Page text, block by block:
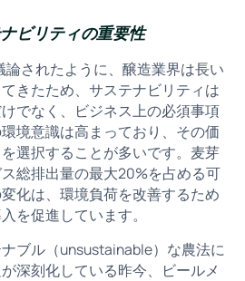
ビリティの重要性
されたように、醸造業界は長い
きたため、サステナビリティは
でなく、ビジネス上の必須事項
境意識は高まっており、その価
選択することが多いです。麦芽
総排出量の最大20%を占める可
化は、環境負荷を改善するため
を促進しています。
ブル（unsustainable）な農法に
深刻化している昨今、ビールメ